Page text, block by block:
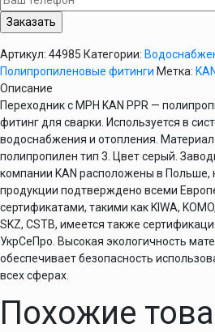
32х3/4"
KAN
Артикул: 44985 Категории:
Полипропиленовые фитинги Метка: KAN
Описание
Переходник с МРН KAN PPR —
фитинг для сварки. Используется в
водоснабжения и отопления.
полипропилен тип 3. Цвет серый.
компании KAN расположены в Польше,
продукции подтверждено всеми
сертификатами, такими как KIWA, KOMO,
SKZ, CSTB, имеется также
УкрСеПро. Высокая экологичность
обеспечивает безопасность
всех сферах.
Похожие